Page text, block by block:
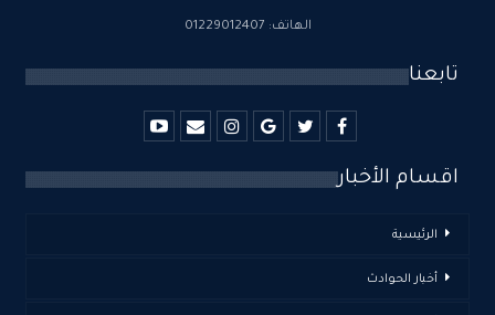
الهاتف: 01229012407
تابعنا
اقسام الأخبار
الرئيسية
أخبار الحوادث